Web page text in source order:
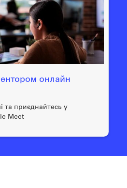
онлайн
та приєднайтесь у
Meet